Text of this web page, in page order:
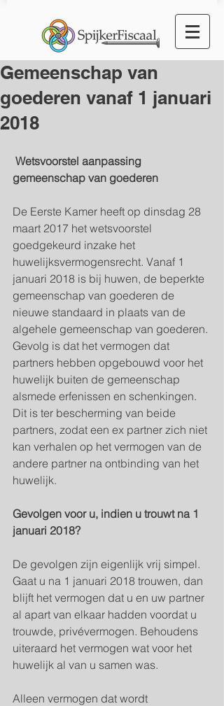
Gemeenschap van
goederen vanaf 1 januari
2018
Wetsvoorstel aanpassing
gemeenschap van goederen
De Eerste Kamer heeft op dinsdag 28
maart 2017 het wetsvoorstel
goedgekeurd inzake het
huwelijksvermogensrecht. Vanaf 1
januari 2018 is bij huwen, de beperkte
gemeenschap van goederen de
nieuwe standaard in plaats van de
algehele gemeenschap van goederen.
Gevolg is dat het vermogen dat
partners hebben opgebouwd voor het
huwelijk buiten de gemeenschap
alsmede erfenissen en schenkingen.
Dit is ter bescherming van beide
partners, zodat een ex partner zich niet
kan verhalen op het vermogen van de
andere partner na ontbinding van het
huwelijk.
Gevolgen voor u, indien u trouwt na 1
januari 2018?
De gevolgen zijn eigenlijk vrij simpel.
Gaat u na 1 januari 2018 trouwen, dan
blijft het vermogen dat u en uw partner
al apart van elkaar hadden voordat u
trouwde, privévermogen. Behoudens
uiteraard het vermogen wat voor het
huwelijk al van u samen was.
Alleen vermogen dat wordt